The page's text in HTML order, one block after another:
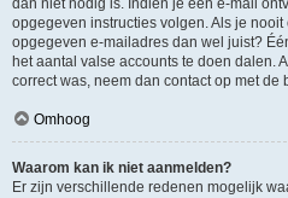
dan niet nodig is. Indien je een e-mail
opgegeven instructies volgen. Als je
opgegeven e-mailadres dan wel juist?
het aantal valse accounts te doen dalen.
correct was, neem dan contact op met de
Omhoog
Waarom kan ik niet aanmelden?
Er zijn verschillende redenen mogelijk